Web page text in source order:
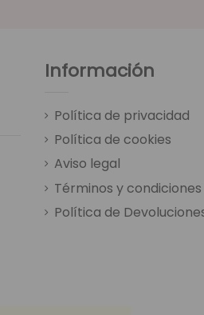
Información
Política de privacidad
Política de cookies
Aviso legal
Términos y condiciones
Política de